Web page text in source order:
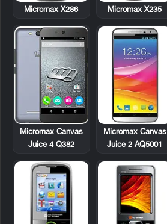
Micromax X235
Micromax X286
Micromax Canvas
Juice 2 AQ5001
Micromax Canvas
Juice 4 Q382